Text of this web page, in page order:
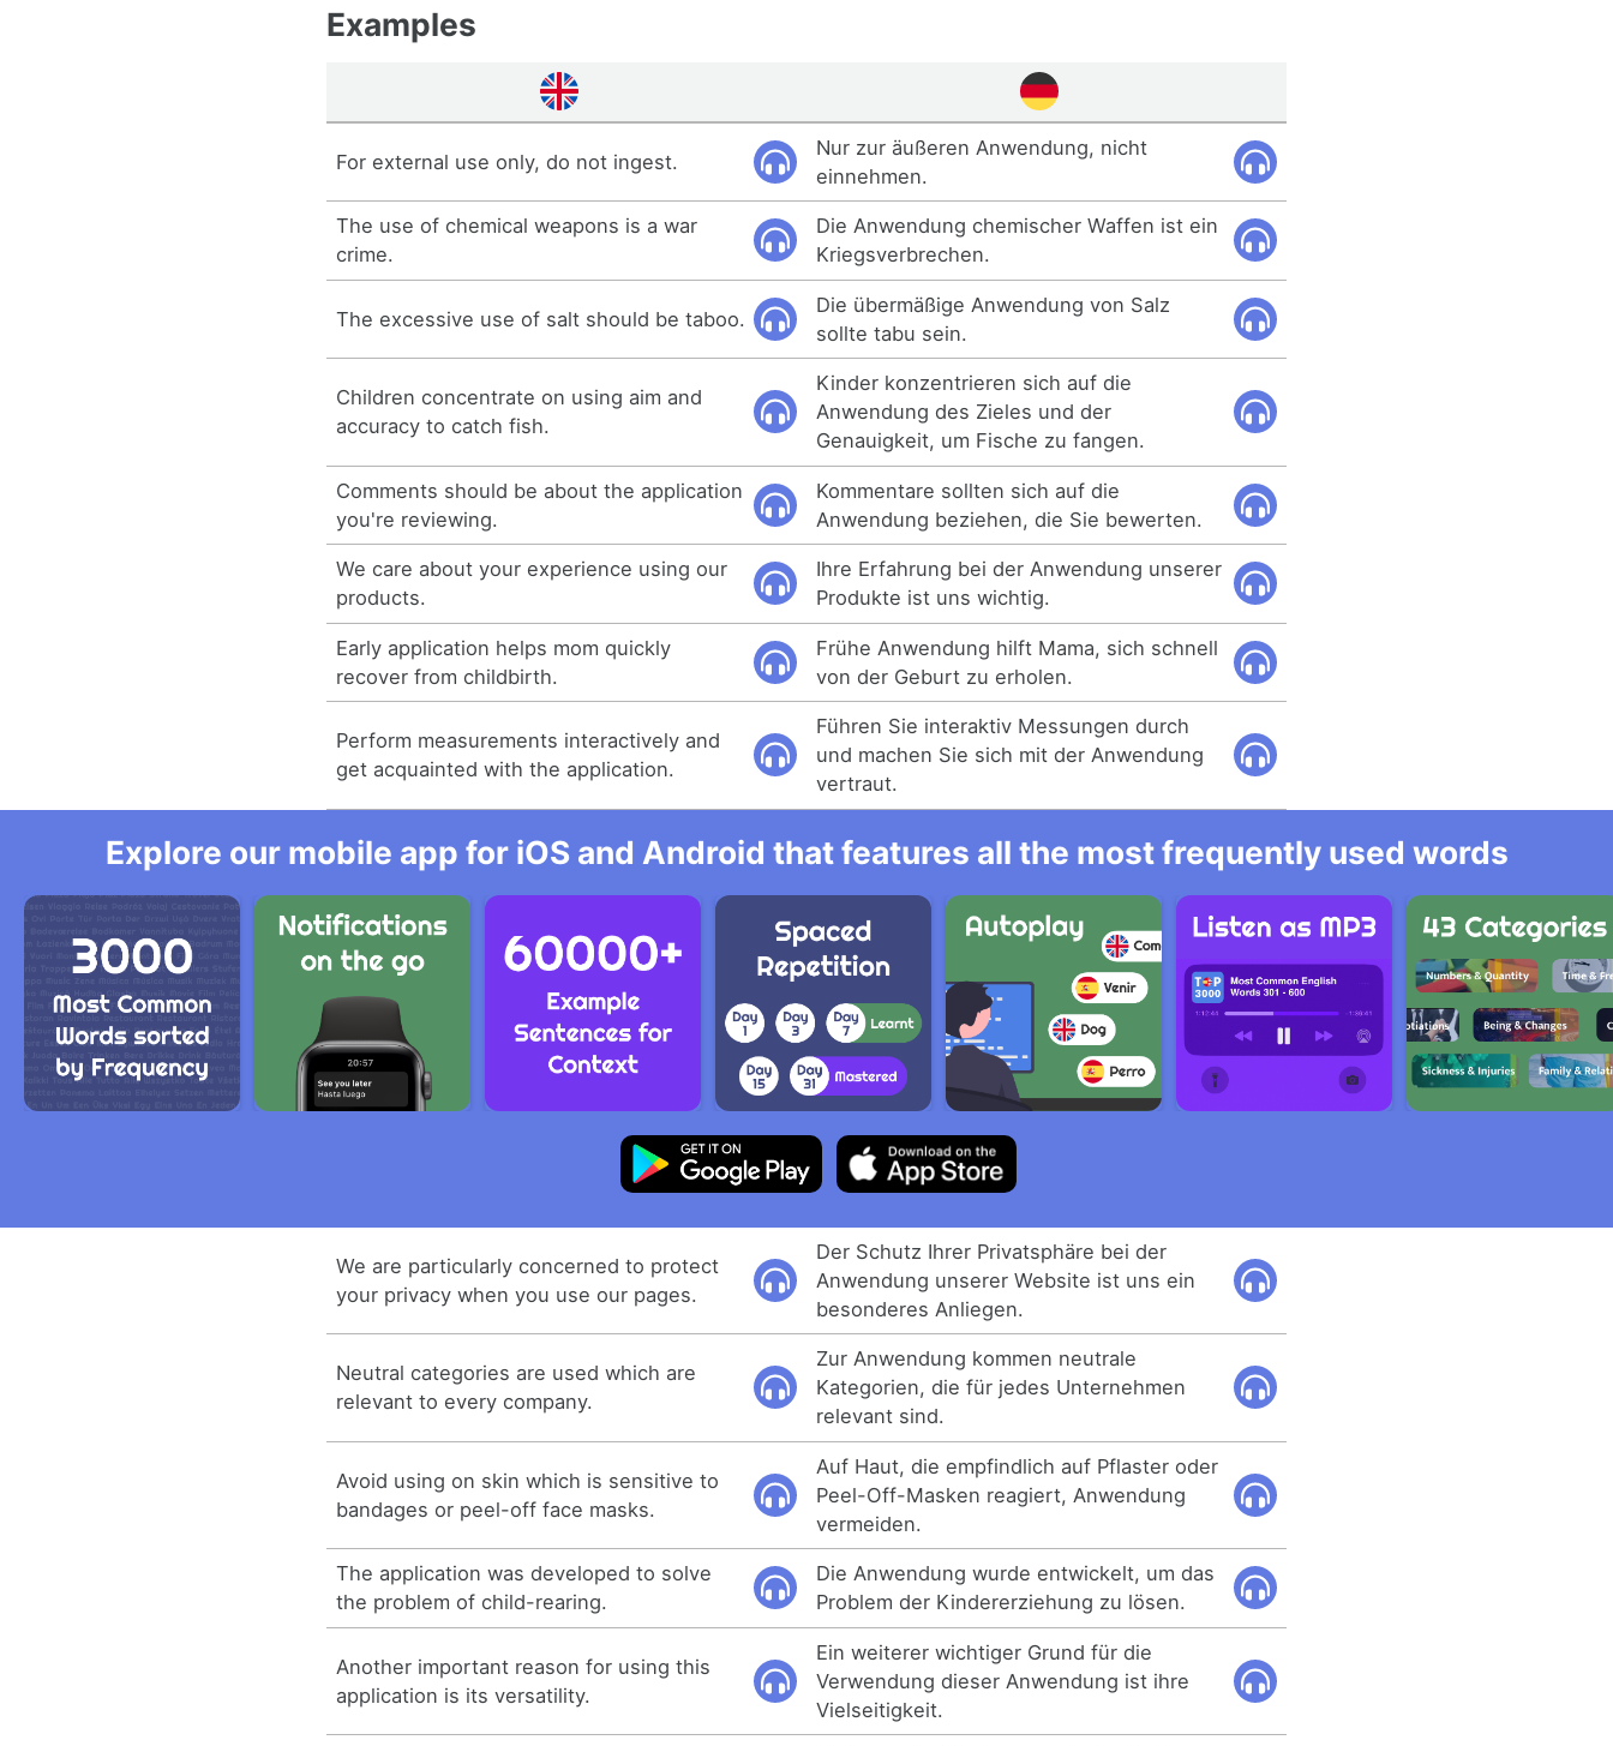
Examples
For external use only, do not ingest.
Nur zur äußeren Anwendung, nicht
einnehmen.
The use of chemical weapons is a war
crime.
Die Anwendung chemischer Waffen ist ein
Kriegsverbrechen.
The excessive use of salt should be taboo.
Die übermäßige Anwendung von Salz
sollte tabu sein.
Children concentrate on using aim and
accuracy to catch fish.
Kinder konzentrieren sich auf die
Anwendung des Zieles und der
Genauigkeit, um Fische zu fangen.
Comments should be about the application
you're reviewing.
Kommentare sollten sich auf die
Anwendung beziehen, die Sie bewerten.
We care about your experience using our
products.
Ihre Erfahrung bei der Anwendung unserer
Produkte ist uns wichtig.
Early application helps mom quickly
recover from childbirth.
Frühe Anwendung hilft Mama, sich schnell
von der Geburt zu erholen.
Perform measurements interactively and
get acquainted with the application.
Führen Sie interaktiv Messungen durch
und machen Sie sich mit der Anwendung
vertraut.
Explore our mobile app for iOS and Android that features all the most frequently used words
We are particularly concerned to protect
your privacy when you use our pages.
Der Schutz Ihrer Privatsphäre bei der
Anwendung unserer Website ist uns ein
besonderes Anliegen.
Neutral categories are used which are
relevant to every company.
Zur Anwendung kommen neutrale
Kategorien, die für jedes Unternehmen
relevant sind.
Avoid using on skin which is sensitive to
bandages or peel-off face masks.
Auf Haut, die empfindlich auf Pflaster oder
Peel-Off-Masken reagiert, Anwendung
vermeiden.
The application was developed to solve
the problem of child-rearing.
Die Anwendung wurde entwickelt, um das
Problem der Kindererziehung zu lösen.
Another important reason for using this
application is its versatility.
Ein weiterer wichtiger Grund für die
Verwendung dieser Anwendung ist ihre
Vielseitigkeit.